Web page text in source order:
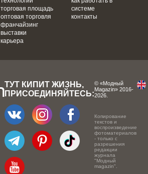
торговая площадь
оптовая торговля
франчайзинг
выставки
карьера
системе
контакты
ТУТ КИПИТ ЖИЗНЬ,
ПРИСОЕДИНЯЙТЕСЬ:
© «Модный
Magazin» 2016-
2026.
Копирование
текстов и
воспроизведение
фотоматериалов
- только с
разрешения
редакции
журнала
"Модный
magazin".